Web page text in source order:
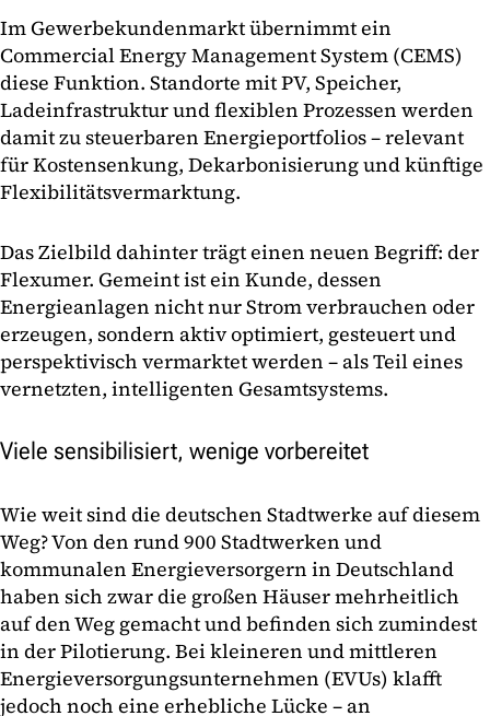
Im Gewerbekundenmarkt übernimmt ein
Commercial Energy Management System (CEMS)
diese Funktion. Standorte mit PV, Speicher,
Ladeinfrastruktur und flexiblen Prozessen werden
damit zu steuerbaren Energieportfolios – relevant
für Kostensenkung, Dekarbonisierung und künftige
Flexibilitätsvermarktung.
Das Zielbild dahinter trägt einen neuen Begriff: der
Flexumer. Gemeint ist ein Kunde, dessen
Energieanlagen nicht nur Strom verbrauchen oder
erzeugen, sondern aktiv optimiert, gesteuert und
perspektivisch vermarktet werden – als Teil eines
vernetzten, intelligenten Gesamtsystems.
Viele sensibilisiert, wenige vorbereitet
Wie weit sind die deutschen Stadtwerke auf diesem
Weg? Von den rund 900 Stadtwerken und
kommunalen Energieversorgern in Deutschland
haben sich zwar die großen Häuser mehrheitlich
auf den Weg gemacht und befinden sich zumindest
in der Pilotierung. Bei kleineren und mittleren
Energieversorgungsunternehmen (EVUs) klafft
jedoch noch eine erhebliche Lücke – an